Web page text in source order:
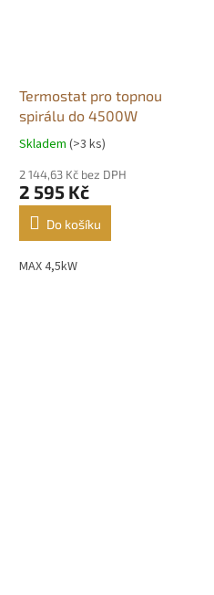
Termostat pro topnou
spirálu do 4500W
Průměrné
produktu
je
4,8
hvězdiček.
Skladem (>3 ks)
2 144,63 Kč bez DPH
2 595 Kč
Do košíku
MAX 4,5kW